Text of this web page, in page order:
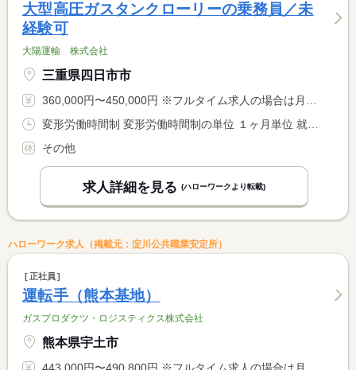
大型高圧ガスタンクローリーの乗務員／未
経験可
大陽運輸 株式会社
三重県四日市市
360,000円〜450,000円 ※フルタイム求人の場合は月額（換算額）、パート求人の場合は時間額を表示しています。
その他
求人詳細を見る (ハローワークより転載)
ハローワーク求人（掲載元：淀川公共職業安定所）
正社員
運転手（熊本基地）
ガスプロダクツ・ロジスティクス株式会社
熊本県宇土市